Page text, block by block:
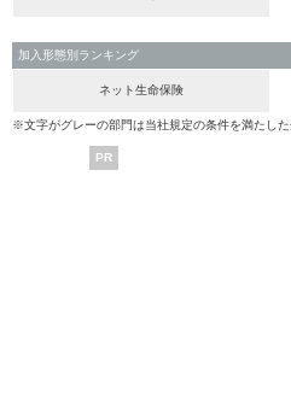
加入形態別ランキング
ネット生命保険
※文字がグレーの部門は当社規定の条件を満たし
PR